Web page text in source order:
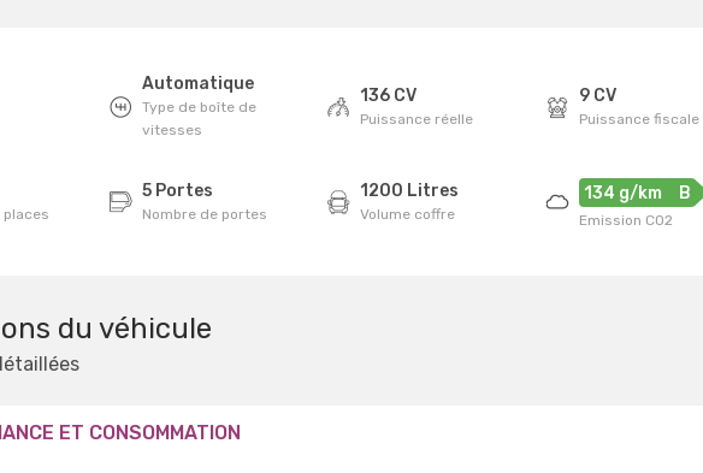
Automatique
Type de boîte de
vitesses
136 CV
Puissance réelle
9 CV
Puissance fiscale
places
5 Portes
Nombre de portes
1200 Litres
Volume coffre
134 g/km B
Emission CO2
du véhicule
ET CONSOMMATION